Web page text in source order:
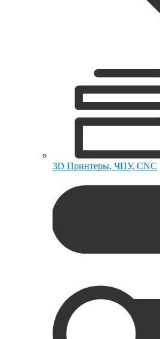
3D Принтеры, ЧПУ, CNC